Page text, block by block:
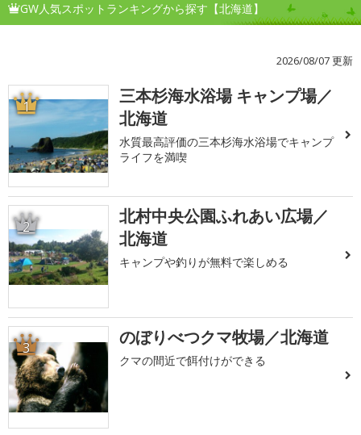
GW人気スポットランキングから探す【北海道】
2026/08/07 更新
1
三本杉海水浴場 キャンプ場／
北海道
水質最高評価の三本杉海水浴場でキャンプ
ライフを満喫
2
北村中央公園ふれあい広場／
北海道
キャンプや釣りが無料で楽しめる
3 のぼりべつクマ牧場／北海道
クマの間近で餌付けができる